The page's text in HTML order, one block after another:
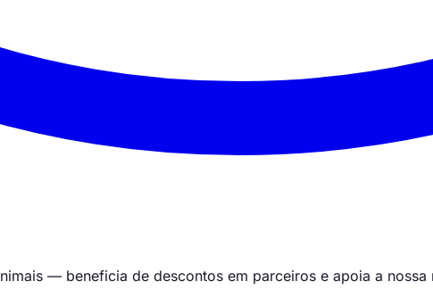
— beneficia de descontos em parceiros e apoia a nossa